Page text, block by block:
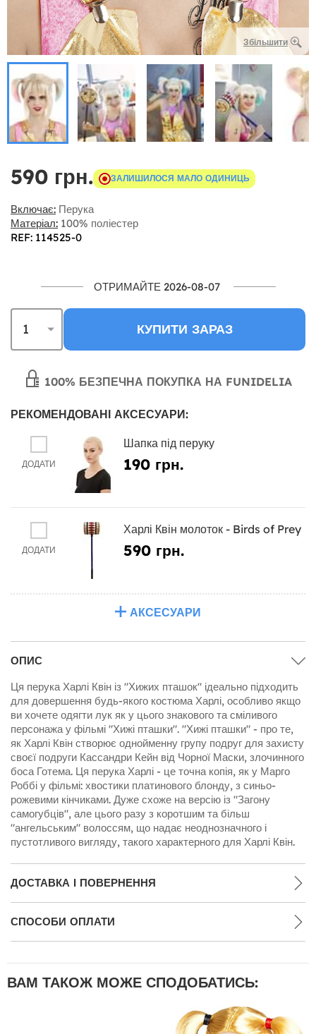
Збільшити
590 грн. ЗАЛИШИЛОСЯ МАЛО ОДИНИЦЬ
Включає: Перука
Матеріал: 100% поліестер
REF: 114525-0
ОТРИМАЙТЕ 2026-08-07
КУПИТИ ЗАРАЗ
100% БЕЗПЕЧНА ПОКУПКА НА FUNIDELIA
РЕКОМЕНДОВАНІ АКСЕСУАРИ:
ДОДАТИ
Шапка під перуку
190 грн.
ДОДАТИ
Харлі Квін молоток - Birds of Prey
590 грн.
АКСЕСУАРИ
ОПИС
Ця перука Харлі Квін із "Хижих пташок" ідеально підходить
для довершення будь-якого костюма Харлі, особливо якщо
ви хочете одягти лук як у цього знакового та сміливого
персонажа у фільмі "Хижі пташки". "Хижі пташки" - про те,
як Харлі Квін створює однойменну групу подруг для захисту
своєї подруги Кассандри Кейн від Чорної Маски, злочинного
боса Готема. Ця перука Харлі - це точна копія, як у Марго
Роббі у фільмі: хвостики платинового блонду, з синьо-
рожевими кінчиками. Дуже схоже на версію із "Загону
самогубців", але цього разу з коротшим та більш
"ангельським" волоссям, що надає неоднозначного і
пустотливого вигляду, такого характерного для Харлі Квін.
ДОСТАВКА І ПОВЕРНЕННЯ
СПОСОБИ ОПЛАТИ
ВАМ ТАКОЖ МОЖЕ СПОДОБАТИСЬ: